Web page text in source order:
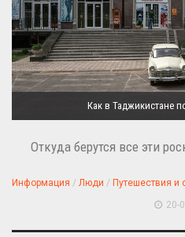
Как в Таджикистане
Откуда берутся все эти
Информация / Люди / Путешествия и
20-